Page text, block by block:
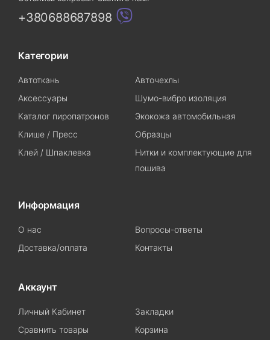
+380688687898
Категории
Автоткань
Авточехлы
Аксессуары
Шумо-вибро изоляция
Каталог пиропатронов
Экокожа автомобильная
Клише / Пресс
Образцы
Клей / Шпаклевка
Нитки и комплектующие для
пошива
Информация
О нас
Вопросы-ответы
Доставка/оплата
Контакты
Аккаунт
Личный Кабинет
Закладки
Сравнить товары
Корзина